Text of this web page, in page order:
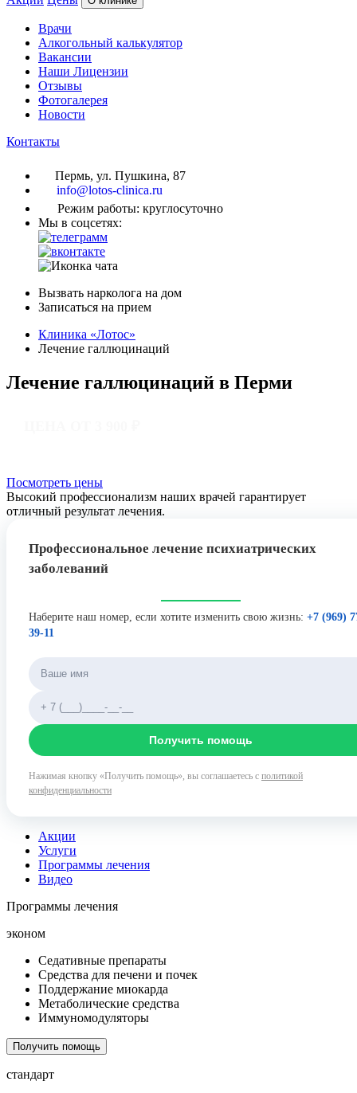
Врачи
Алкогольный калькулятор
Вакансии
Наши Лицензии
Отзывы
Фотогалерея
Новости
Контакты
Пермь, ул. Пушкина, 87
info@lotos-clinica.ru
Режим работы: круглосуточно
Мы в соцсетях:
Вызвать нарколога на дом
Записаться на прием
Клиника «Лотос»
Лечение галлюцинаций
Лечение галлюцинаций в Перми
Посмотреть цены
Высокий профессионализм наших врачей гарантирует
отличный результат лечения.
Профессиональное лечение психиатрических
заболеваний
Наберите наш номер, если хотите изменить свою жизнь: +7 (969)
39-11
Получить помощь
Нажимая кнопку «Получить помощь», вы соглашаетесь с политикой
конфиденциальности
Акции
Услуги
Программы лечения
Видео
Программы лечения
эконом
Седативные препараты
Средства для печени и почек
Поддержание миокарда
Метаболические средства
Иммуномодуляторы
Получить помощь
стандарт